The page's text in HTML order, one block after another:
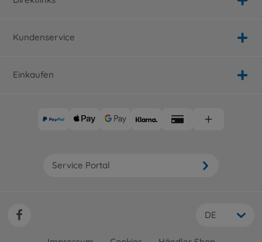
Kundenservice
Einkaufen
Service Portal
DE